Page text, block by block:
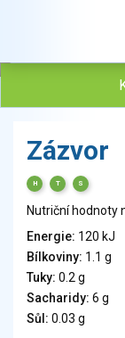
Vejce
Mléko
Veganské a
Tuky
Obiloviny,
Chléb, pečivo,
Zázvor
H T S
Nutriční hodnoty
Energie: 120 kJ
Bílkoviny: 1.1 g
Tuky: 0.2 g
Sacharidy: 6 g
Sůl: 0.03 g